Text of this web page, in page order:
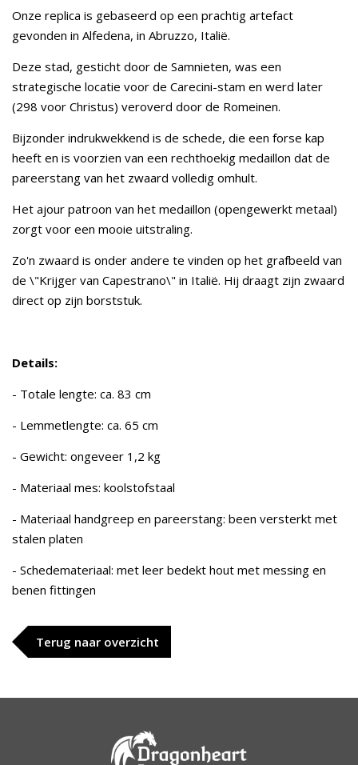
Onze replica is gebaseerd op een prachtig artefact
gevonden in Alfedena, in Abruzzo, Italië.
Deze stad, gesticht door de Samnieten, was een
strategische locatie voor de Carecini-stam en werd later
(298 voor Christus) veroverd door de Romeinen.
Bijzonder indrukwekkend is de schede, die een forse kap
heeft en is voorzien van een rechthoekig medaillon dat de
pareerstang van het zwaard volledig omhult.
Het ajour patroon van het medaillon (opengewerkt metaal)
zorgt voor een mooie uitstraling.
Zo'n zwaard is onder andere te vinden op het grafbeeld van
de \"Krijger van Capestrano\" in Italië. Hij draagt zijn zwaard
direct op zijn borststuk.
Details:
- Totale lengte: ca. 83 cm
- Lemmetlengte: ca. 65 cm
- Gewicht: ongeveer 1,2 kg
- Materiaal mes: koolstofstaal
- Materiaal handgreep en pareerstang: been versterkt met
stalen platen
- Schedemateriaal: met leer bedekt hout met messing en
benen fittingen
Terug naar overzicht